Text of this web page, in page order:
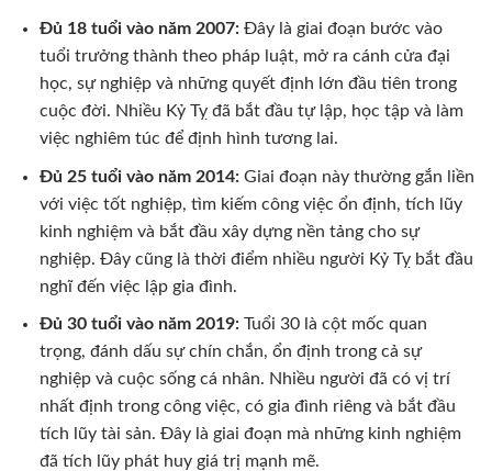
Đủ 18 tuổi vào năm 2007:Đây là giai đoạn bước vào
tuổi trưởng thành theo pháp luật, mở ra cánh cửa đại
học, sự nghiệp và những quyết định lớn đầu tiên trong
cuộc đời. Nhiều Kỷ Tỵ đã bắt đầu tự lập, học tập và làm
việc nghiêm túc để định hình tương lai.
Đủ 25 tuổi vào năm 2014:Giai đoạn này thường gắn liền
với việc tốt nghiệp, tìm kiếm công việc ổn định, tích lũy
kinh nghiệm và bắt đầu xây dựng nền tảng cho sự
nghiệp. Đây cũng là thời điểm nhiều người Kỷ Tỵ bắt đầu
nghĩ đến việc lập gia đình.
Đủ 30 tuổi vào năm 2019:Tuổi 30 là cột mốc quan
trọng, đánh dấu sự chín chắn, ổn định trong cả sự
nghiệp và cuộc sống cá nhân. Nhiều người đã có vị trí
nhất định trong công việc, có gia đình riêng và bắt đầu
tích lũy tài sản. Đây là giai đoạn mà những kinh nghiệm
đã tích lũy phát huy giá trị mạnh mẽ.